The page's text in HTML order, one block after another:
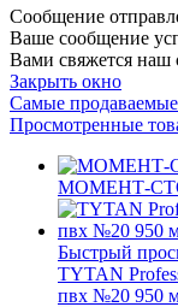
Сообщение
Ваше сообщение
Вами свяжется наш
Закрыть окно
Самые
Просмотренные
МОМЕНТ-
Быстрый
TYTAN
пвх №20 950